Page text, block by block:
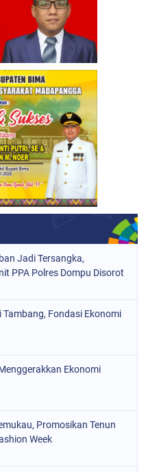
Jadi Tersangka,
PPA Polres Dompu Disorot
Tambang, Fondasi Ekonomi
Ekonomi
Promosikan Tenun
Week